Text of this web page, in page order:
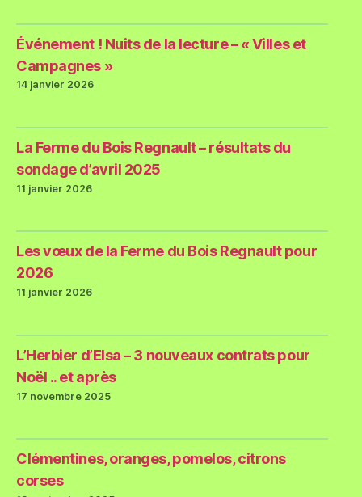
Événement ! Nuits de la lecture – « Villes et
Campagnes »
14 janvier 2026
La Ferme du Bois Regnault – résultats du
sondage d’avril 2025
11 janvier 2026
Les vœux de la Ferme du Bois Regnault pour
2026
11 janvier 2026
L’Herbier d’Elsa – 3 nouveaux contrats pour
Noël .. et après
17 novembre 2025
Clémentines, oranges, pomelos, citrons
corses